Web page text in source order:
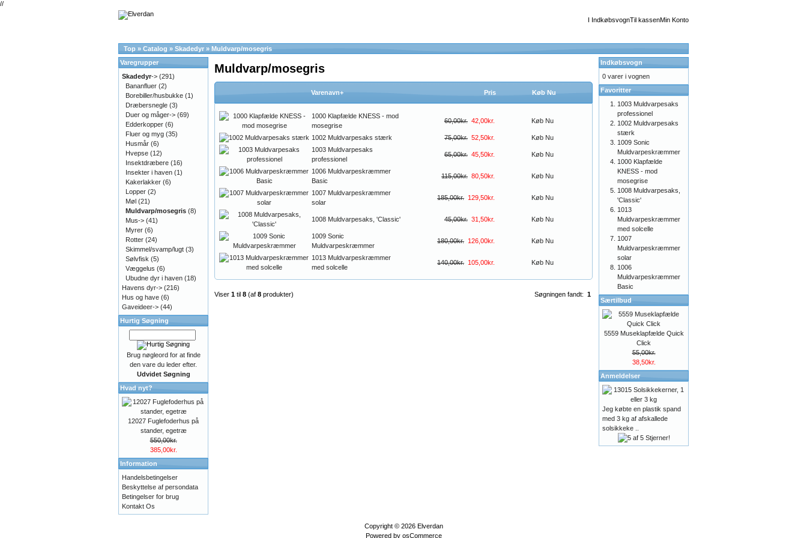
//
I IndkøbsvognTil kassenMin Konto
Top » Catalog » Skadedyr » Muldvarp/mosegris
Muldvarp/mosegris
Varenavn+ Pris Køb Nu
1000 Klapfælde KNESS - mod
mosegrise
60,00kr. 42,00kr. Køb Nu
1002 Muldvarpesaks stærk 75,00kr. 52,50kr.
Køb Nu
1003 Muldvarpesaks
professionel
65,00kr. 45,50kr. Køb Nu
1006 Muldvarpeskræmmer
Basic
115,00kr. 80,50kr. Køb Nu
1007 Muldvarpeskræmmer
solar
185,00kr. 129,50kr. Køb Nu
1008 Muldvarpesaks, 'Classic' 45,00kr. 31,50kr. Køb Nu
1009 Sonic
Muldvarpeskræmmer
180,00kr. 126,00kr. Køb Nu
1013 Muldvarpeskræmmer
med solcelle
140,00kr. 105,00kr. Køb Nu
Søgningen fandt: 1
Viser 1 til 8 (af 8 produkter)
Varegrupper
Skadedyr-> (291)
Bananfluer (2)
Borebiller/husbukke (1)
Dræbersnegle (3)
Duer og måger-> (69)
Edderkopper (6)
Fluer og myg (35)
Husmår (6)
Hvepse (12)
Insektdræbere (16)
Insekter i haven (1)
Kakerlakker (6)
Lopper (2)
Møl (21)
Muldvarp/mosegris (8)
Mus-> (41)
Myrer (6)
Rotter (24)
Skimmel/svamp/lugt (3)
Sølvfisk (5)
Væggelus (6)
Ubudne dyr i haven (18)
Havens dyr-> (216)
Hus og have (6)
Gaveideer-> (44)
Hurtig Søgning
Brug nøgleord for at finde
den vare du leder efter.
Udvidet Søgning
Hvad nyt?
12027 Fuglefoderhus på
stander, egetræ
550,00kr.
385,00kr.
Information
Handelsbetingelser
Beskyttelse af persondata
Betingelser for brug
Kontakt Os
Indkøbsvogn
0 varer i vognen
Favoritter
1003 Muldvarpesaks
professionel
1002 Muldvarpesaks
stærk
1009 Sonic
Muldvarpeskræmmer
1000 Klapfælde
KNESS - mod
mosegrise
1008 Muldvarpesaks,
'Classic'
1013
Muldvarpeskræmmer
med solcelle
1007
Muldvarpeskræmmer
solar
1006
Muldvarpeskræmmer
Basic
Særtilbud
5559 Museklapfælde Quick
Click
55,00kr.
38,50kr.
Anmeldelser
Jeg købte en plastik spand
med 3 kg af afskallede
solsikkeke ..
Copyright © 2026 Elverdan
Powered by osCommerce